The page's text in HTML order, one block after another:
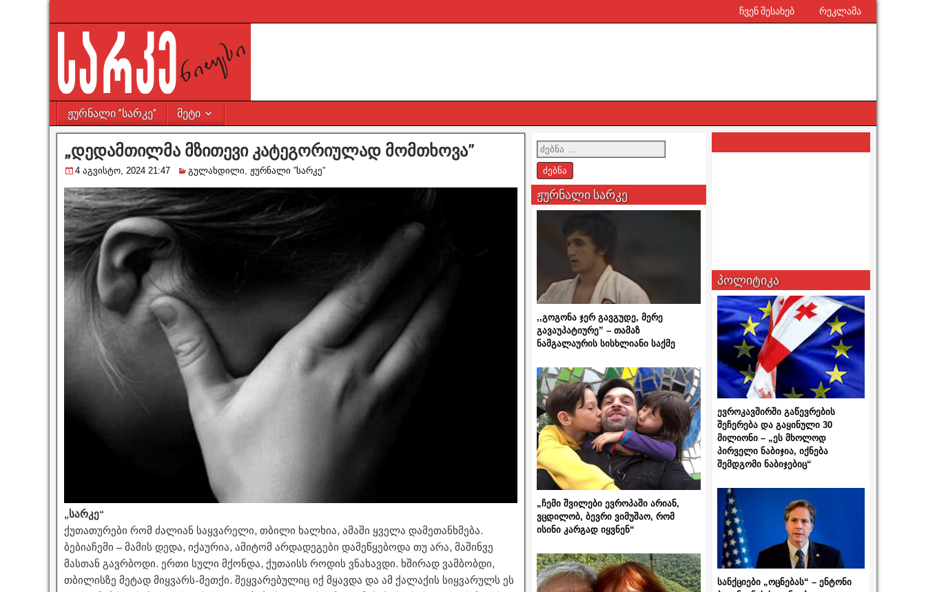
ჩვენ შესახებ რეკლამა
ჟურნალი ”სარკე” მეტი
„დედამთილმა მზითევი კატეგორიულად მომთხოვა”
4 აგვისტო, 2024 21:47 გულახდილი, ჟურნალი ”სარკე”
„სარკე“
ქუთათურები რომ ძალიან საყვარელი, თბილი ხალხია, ამაში ყველა დამეთანხმება.
ბებიაჩემი – მამის დედა, იქაურია, ამიტომ არდადეგები დამეწყებოდა თუ არა, მაშინვე
მასთან გავრბოდი. ერთი სული მქონდა, ქუთაისს როდის ვნახავდი. ხშირად ვამბობდი,
თბილისზე მეტად მიყვარს-მეთქი. შეყვარებულიც იქ მყავდა და ამ ქალაქის სიყვარულს ეს
ჟურნალი სარკე
,,გოგონა ჯერ გავგუდე, მერე
გავაუპატიურე” – თამაზ
ნამგალაურის სისხლიანი საქმე
„ჩემი შვილები ევროპაში არიან,
ვცდილობ, ბევრი ვიმუშაო, რომ
ისინი კარგად იყვნენ“
პოლიტიკა
ევროკავშირში გაწევრების
შეჩერება და გაყინული 30
მილიონი – „ეს მხოლოდ
პირველი ნაბიჯია, იქნება
შემდგომი ნაბიჯებიც“
სანქციები „ოცნებას“ – ენტონი